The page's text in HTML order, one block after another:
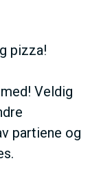
pizza!
Veldig
partiene og